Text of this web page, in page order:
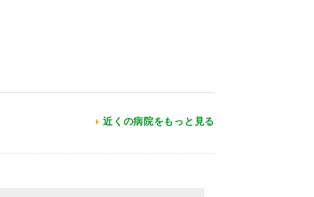
近くの病院をもっと見る